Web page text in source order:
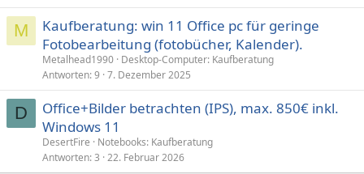
M
Kaufberatung: win 11 Office pc für geringe
Fotobearbeitung (fotobücher, Kalender).
Metalhead1990 Desktop-Computer: Kaufberatung
Antworten 9 7. Dezember 2025
D
Office+Bilder betrachten (IPS), max. 850€ inkl.
Windows 11
DesertFire
Notebooks: Kaufberatung
Antworten 3 22. Februar 2026